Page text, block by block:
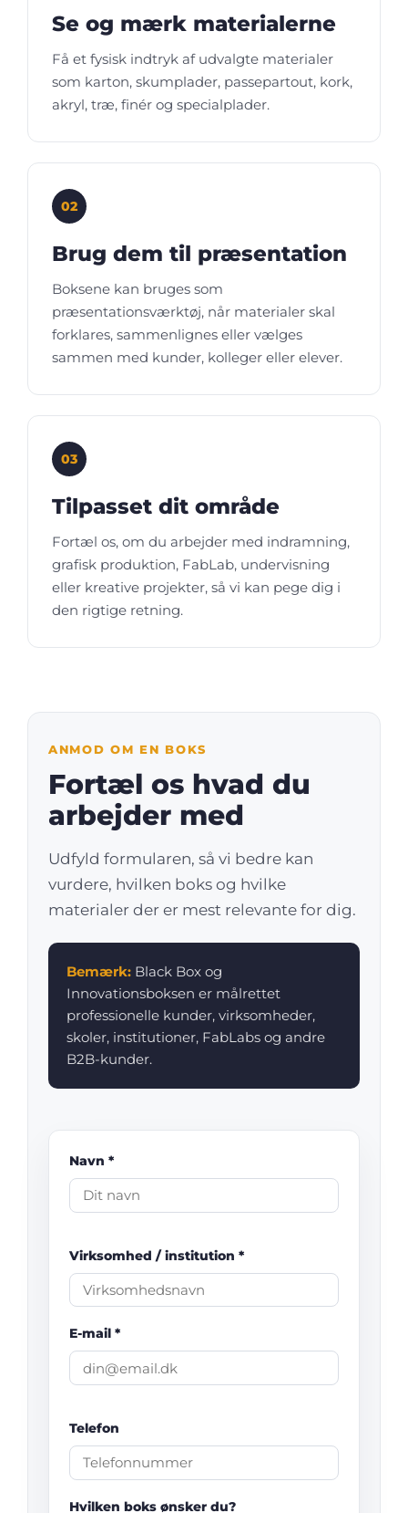
Se og mærk materialerne
Få et fysisk indtryk af udvalgte materialer
som karton, skumplader, passepartout, kork,
akryl, træ, finér og specialplader.
02
Brug dem til præsentation
Boksene kan bruges som
præsentationsværktøj, når materialer skal
forklares, sammenlignes eller vælges
sammen med kunder, kolleger eller elever.
03
Tilpasset dit område
Fortæl os, om du arbejder med indramning,
grafisk produktion, FabLab, undervisning
eller kreative projekter, så vi kan pege dig i
den rigtige retning.
ANMOD OM EN BOKS
Fortæl os hvad du
arbejder med
Udfyld formularen, så vi bedre kan
vurdere, hvilken boks og hvilke
materialer der er mest relevante for dig.
Bemærk: Black Box og
Innovationsboksen er målrettet
professionelle kunder, virksomheder,
skoler, institutioner, FabLabs og andre
B2B-kunder.
Navn *
Virksomhed / institution *
E-mail *
Telefon
Hvilken boks ønsker du?